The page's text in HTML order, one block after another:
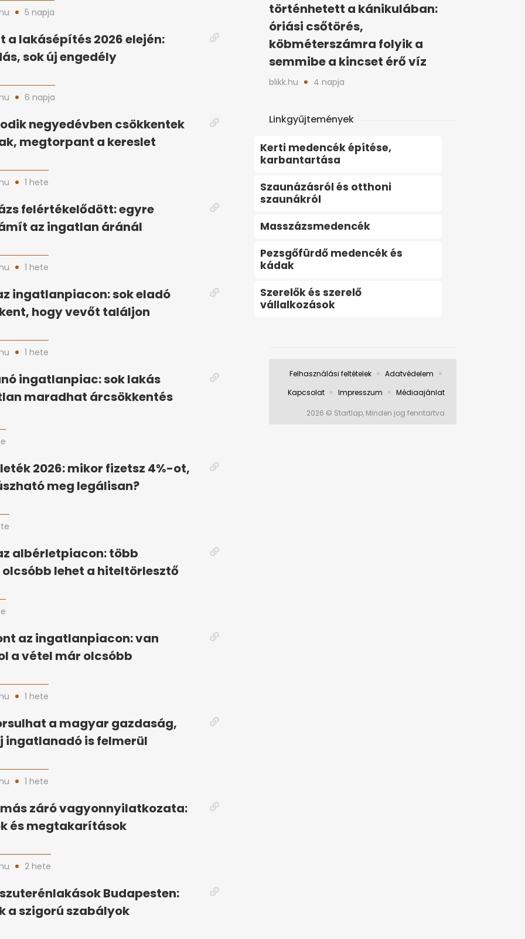
5 napja
a lakásépítés 2026 elején:
sok új engedély
6 napja
negyedévben csökkentek
megtorpant a kereslet
1 hete
felértékelődött: egyre
az ingatlan áránál
1 hete
ingatlanpiacon: sok eladó
hogy vevőt találjon
1 hete
ingatlanpiac: sok lakás
maradhat árcsökkentés
2026: mikor fizetsz 4%-ot,
meg legálisan?
albérletpiacon: több
lehet a hiteltörlesztő
az ingatlanpiacon: van
a vétel már olcsóbb
1 hete
a magyar gazdaság,
ingatlanadó is felmerül
1 hete
záró vagyonnyilatkozata:
és megtakarítások
2 hete
Budapesten:
a szigorú szabályok
történhetett a kánikulában:
óriási csőtörés,
köbméterszámra folyik a
semmibe a kincset érő víz
blikk.hu 4 napja
Linkgyűjtemények
Kerti medencék építése,
karbantartása
Szaunázásról és otthoni
szaunákról
Masszázsmedencék
Pezsgőfürdő medencék és
kádak
Szerelők és szerelő
vállalkozások
Felhasználási feltételek
Adatvédelem
Kapcsolat
Impresszum Médiaajánlat
2026 © Startlap, Minden jog fenntartva